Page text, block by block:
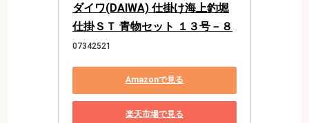
ダイワ(DAIWA) 仕掛け海上釣堀
仕掛ＳＴ 青物セット １３号－８
07342521
Amazonで見る
楽天市場で見る